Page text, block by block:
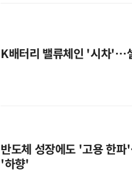
K배터리 밸류체인 '시차'…
반도체 성장에도 '고용 한
'하향'